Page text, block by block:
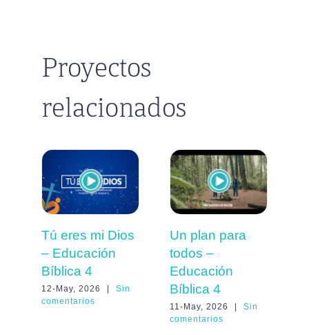
Proyectos
relacionados
Tú eres mi Dios
– Educación
Bíblica 4
12-May, 2026
Sin
comentarios
Un plan para
todos –
Educación
Bíblica 4
11-May, 2026
Sin
comentarios